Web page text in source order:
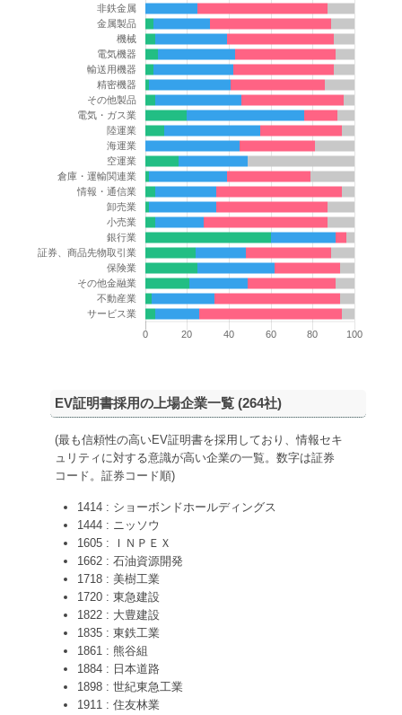
EV証明書採用の上場企業一覧 (264社)
(最も信頼性の高いEV証明書を採用しており、情報セキ
ュリティに対する意識が高い企業の一覧。数字は証券
コード。証券コード順)
1414 : ショーボンドホールディングス
1444 : ニッソウ
1605 : ＩＮＰＥＸ
1662 : 石油資源開発
1718 : 美樹工業
1720 : 東急建設
1822 : 大豊建設
1835 : 東鉄工業
1861 : 熊谷組
1884 : 日本道路
1898 : 世紀東急工業
1911 : 住友林業